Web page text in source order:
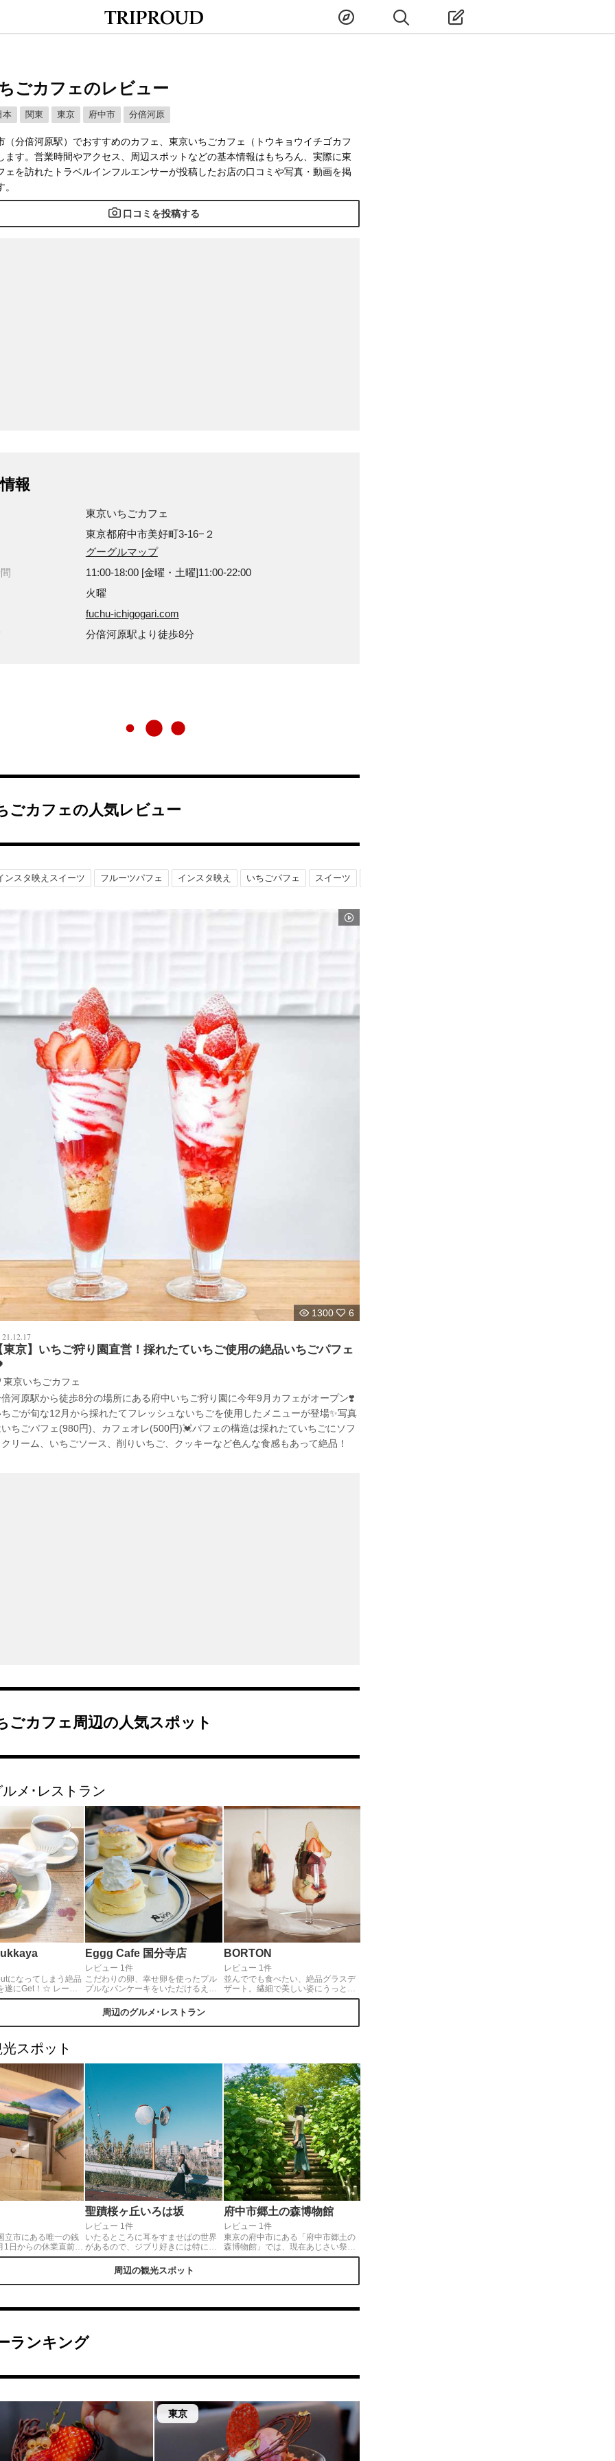
ごカフェのレビュー
本 関東 東京 府中市 分倍河原
（分倍河原駅）でおすすめのカフェ、東京いちごカフェ（トウキョウイチゴカフ
ます。営業時間やアクセス、周辺スポットなどの基本情報はもちろん、実際に東
ェを訪れたトラベルインフルエンサーが投稿したお店の口コミや写真・動画を掲
口コミを投稿する
報
東京いちごカフェ
東京都府中市美好町3-16−２
グーグルマップ
11:00-18:00 [金曜・土曜]11:00-22:00
火曜
fuchu-ichigogari.com
分倍河原駅より徒歩8分
ごカフェの人気レビュー
ンスタ映えスイーツ フルーツパフェ インスタ映え いちごパフェ スイーツ
1300 6
21.12.17
東京】いちご狩り園直営！採れたていちご使用の絶品いちごパフェ
東京いちごカフェ
河原駅から徒歩8分の場所にある府中いちご狩り園に今年9月カフェがオープン❣️
ごが旬な12月から採れたてフレッシュないちごを使用したメニューが登場✨写真
ちごパフェ(980円)、カフェオレ(500円)💓パフェの構造は採れたていちごにソフ
リーム、いちごソース、削りいちご、クッキーなど色んな食感もあって絶品！
ごカフェ周辺の人気スポット
メ･レストラン
になってしまう絶品
遂にGet！☆ レーズ
パンにしっとり鶏肉
り次第終了） 定休
Eggg Cafe 国分寺店
レビュー 1件
こだわりの卵、幸せ卵を使ったプル
プルなパンケーキをいただけるえぐ
ぅ。クラシックパンケーキは650円
からとお手頃価格なのも魅力！季節
ごとに限定のメニューも登場し、い
つ行っても悩んでしまいます。
BORTON
レビュー 1件
並んででも食べたい、絶品グラスデ
ザート。繊細で美しい姿にうっとり‥
いろいろな食感と味が楽しめます。
徒歩15分】
周辺のグルメ･レストラン
スポット
立市にある唯一の銭
日からの休業直前の
画ではタブーとされ
）超音波風呂や泡風
聖蹟桜ヶ丘いろは坂
レビュー 1件
いたるところに耳をすませばの世界
があるので、ジブリ好きには特にオ
ススメです！ 🚃新宿駅から京王線で
30分 👣聖蹟桜ヶ丘駅から徒歩10分～
15分程ですが、坂が続きますので個
人差があるかもです。
府中市郷土の森博物館
レビュー 1件
東京の府中市にある「府中市郷土の
森博物館」では、現在あじさい祭り
が開催されています。 約1万株のあ
ナベルの丘」「あじさいの丘」とあ
で、車で移動の方もご安心くださ
周辺の観光スポット
ランキング
東京